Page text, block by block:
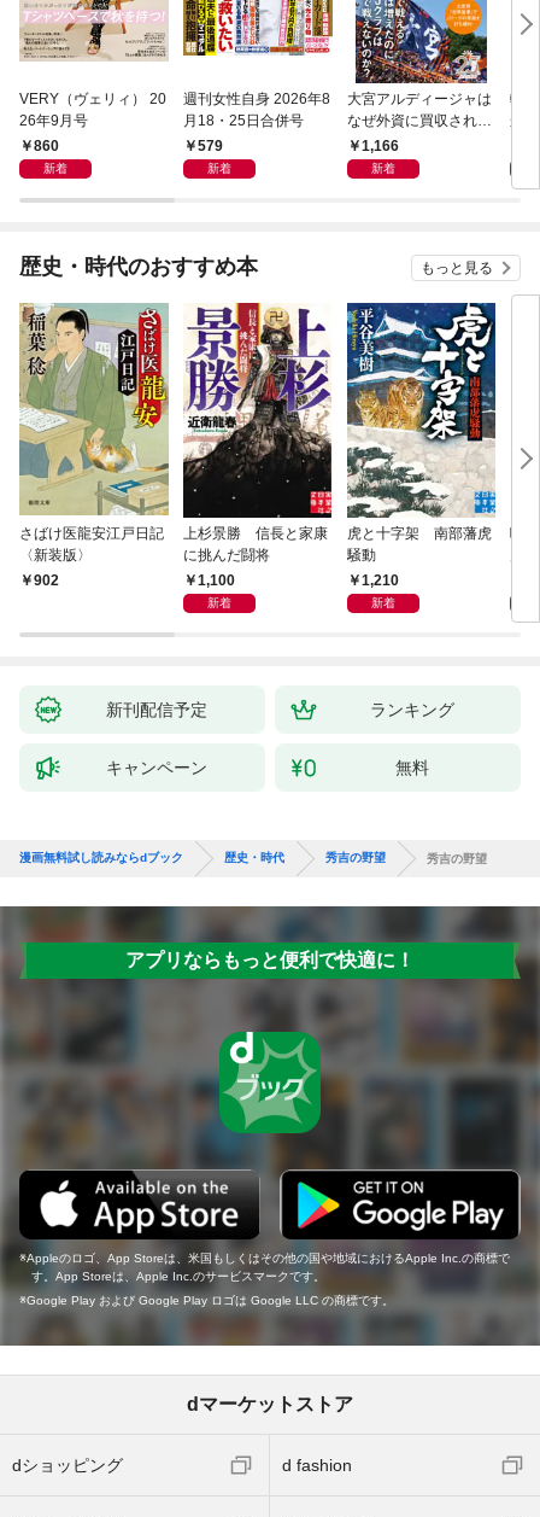
VERY（ヴェリィ） 20
26年9月号
860
新着
週刊女性自身 2026年8
月18・25日合併号
579
新着
大宮アルディージャは
なぜ外資に買収された
のか？～日本サッカー
とスポーツビジネスに
1,166
新着
転
か
歴史・時代のおすすめ本 もっと見る
さばけ医龍安江戸日記
〈新装版〉
902
上杉景勝 信長と家康
に挑んだ闘将
1,100
新着
虎と十字架 南部藩虎
騒動
1,210
新着
噺
新刊配信予定 ランキング
キャンペーン 無料
漫画無料試し読みならdブック 歴史・時代 秀吉の野望 秀吉の野望
アプリならもっと便利で快適に！
Appleのロゴ、App Storeは、米国もしくはその他の国や地域におけるApple Inc.の商標で
す。App Storeは、Apple Inc.のサービスマークです。
Google Play および Google Play ロゴは Google LLC の商標です。
dマーケットストア
dショッピング d fashion